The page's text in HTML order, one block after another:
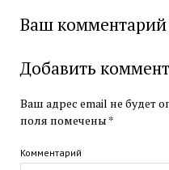
Ваш
Добавить
Ваш адрес email не будет
поля помечены *
Комментарий